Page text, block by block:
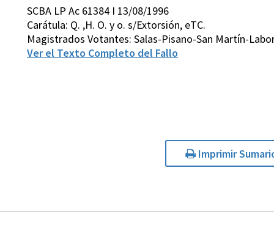
SCBA LP Ac 61384 I 13/08/1996
Carátula: Q. ,H. O. y o. s/Extorsión, eTC.
Magistrados Votantes: Salas-Pisano-San Martín-
Ver el Texto Completo del Fallo
Imprimir